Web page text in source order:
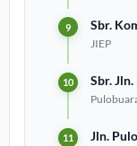
Sbr.
JIEP
Sbr.
Jln.